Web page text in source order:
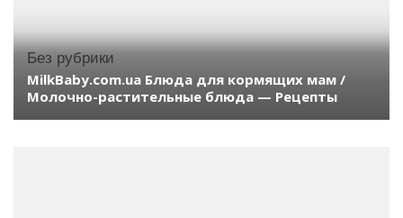
Без рубрики
MilkBaby.com.ua Блюда для кормящих мам /
Молочно-растительные блюда — Рецепты